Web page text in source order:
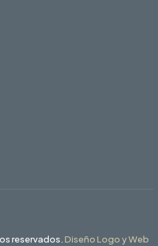
reservados. Diseño Logo y Web